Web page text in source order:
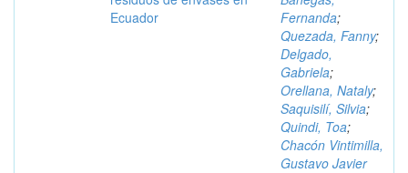
Ecuador
Fernanda;
Quezada, Fanny;
Delgado,
Gabriela;
Orellana, Nataly;
Saquisilí, Silvia;
Quindi, Toa;
Chacón Vintimilla,
Gustavo Javier